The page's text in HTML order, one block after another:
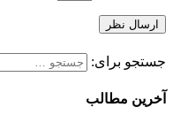
جستجو برای:
آخرین مطالب